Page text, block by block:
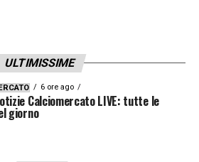
ULTIMISSIME
6 ore ago
Calciomercato LIVE: tutte le
giorno